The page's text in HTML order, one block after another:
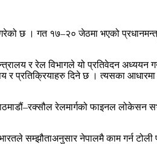
छ । गत १७–२० जेठमा भएको
र रेल विभागले यो प्रतिवेदन अध्ययन
र प्रतिक्रियाहरु दिने छ । त्यसका
रेलमार्गको फाइनल
सम्झौताअनुसार नेपालमै काम गर्न टोली